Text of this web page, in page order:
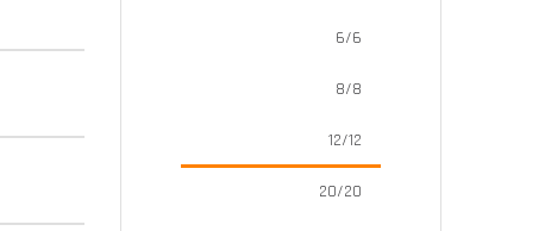
6/6
8/8
12/12
20/20